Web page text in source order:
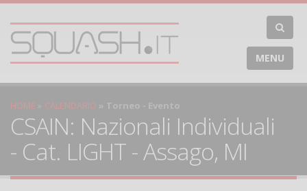
MENU
HOME CALENDARIO Torneo - Evento
CSAIN: Nazionali Individuali
- Cat. LIGHT - Assago, MI